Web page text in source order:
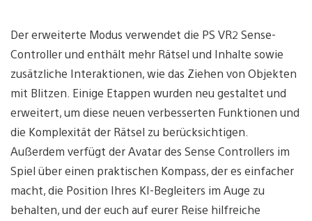
Der erweiterte Modus verwendet die PS VR2 Sense-
Controller und enthält mehr Rätsel und Inhalte sowie
zusätzliche Interaktionen, wie das Ziehen von Objekten
mit Blitzen. Einige Etappen wurden neu gestaltet und
erweitert, um diese neuen verbesserten Funktionen und
die Komplexität der Rätsel zu berücksichtigen.
Außerdem verfügt der Avatar des Sense Controllers im
Spiel über einen praktischen Kompass, der es einfacher
macht, die Position Ihres KI-Begleiters im Auge zu
behalten, und der euch auf eurer Reise hilfreiche